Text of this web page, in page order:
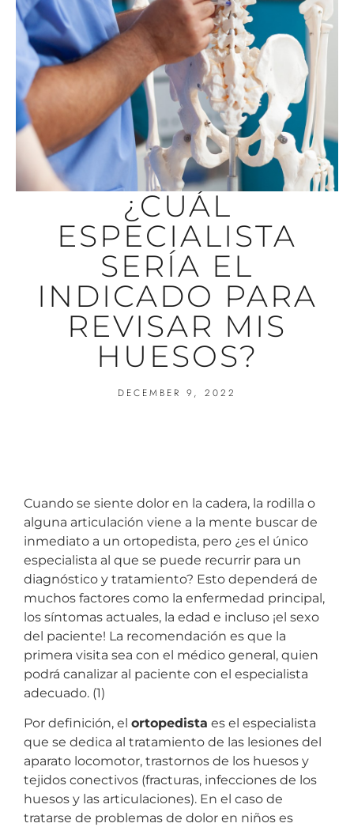
¿CUÁL
ESPECIALISTA
SERÍA EL
INDICADO PARA
REVISAR MIS
HUESOS?
DECEMBER 9, 2022
Cuando se siente dolor en la cadera, la rodilla o
alguna articulación viene a la mente buscar de
inmediato a un ortopedista, pero ¿es el único
especialista al que se puede recurrir para un
diagnóstico y tratamiento? Esto dependerá de
muchos factores como la enfermedad principal,
los síntomas actuales, la edad e incluso ¡el sexo
del paciente! La recomendación es que la
primera visita sea con el médico general, quien
podrá canalizar al paciente con el especialista
adecuado. (1)
Por definición, el ortopedista es el especialista
que se dedica al tratamiento de las lesiones del
aparato locomotor, trastornos de los huesos y
tejidos conectivos (fracturas, infecciones de los
huesos y las articulaciones). En el caso de
tratarse de problemas de dolor en niños es